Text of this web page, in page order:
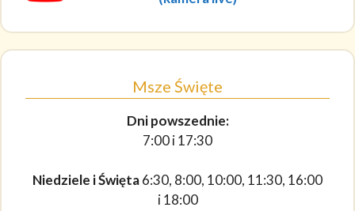
Msze Święte
Dni powszednie:
7:00 i 17:30
Niedziele i Święta6:30, 8:00, 10:00, 11:30, 16:00
i 18:00